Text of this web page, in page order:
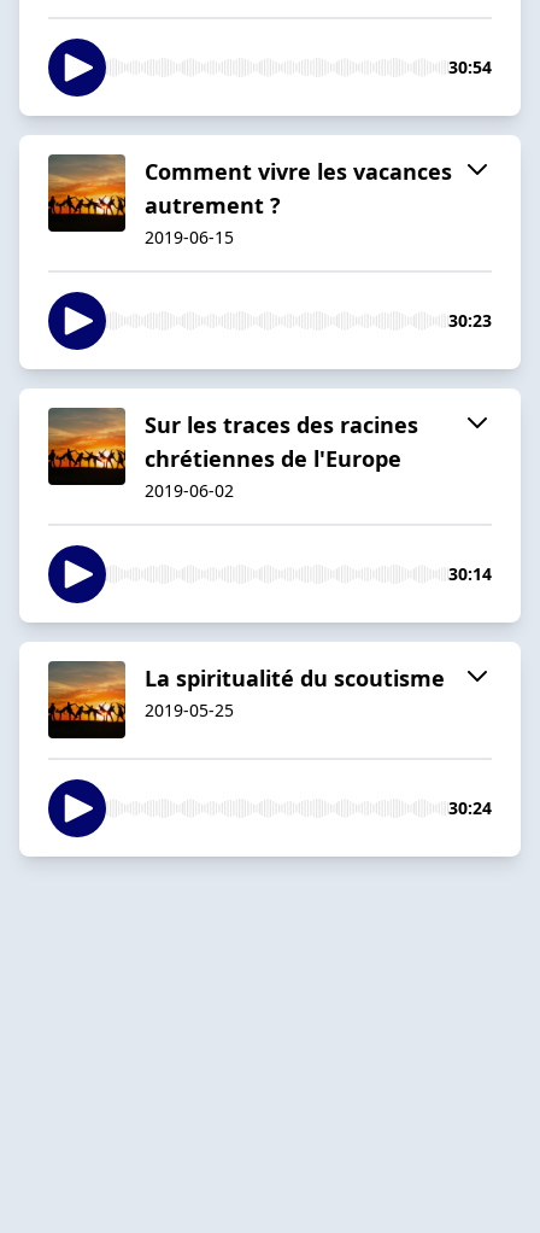
30:54
Comment vivre les vacances
autrement ?
2019-06-15
30:23
Sur les traces des racines
chrétiennes de l'Europe
2019-06-02
30:14
La spiritualité du scoutisme
2019-05-25
30:24